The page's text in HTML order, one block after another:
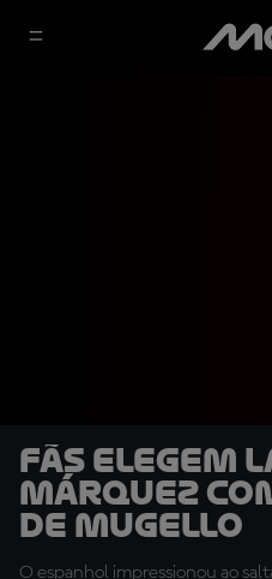
Fãs elegem
Márquez
de Mugello
O espanhol impressionou ao